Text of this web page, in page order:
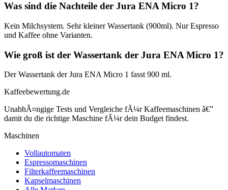
Was sind die Nachteile der Jura ENA Micro 1?
Kein Milchsystem. Sehr kleiner Wassertank (900ml). Nur Espresso
und Kaffee ohne Varianten.
Wie groß ist der Wassertank der Jura ENA Micro 1?
Der Wassertank der Jura ENA Micro 1 fasst 900 ml.
Kaffeebewertung.de
UnabhÃ¤ngige Tests und Vergleiche fÃ¼r Kaffeemaschinen â€”
damit du die richtige Maschine fÃ¼r dein Budget findest.
Maschinen
Vollautomaten
Espressomaschinen
Filterkaffeemaschinen
Kapselmaschinen